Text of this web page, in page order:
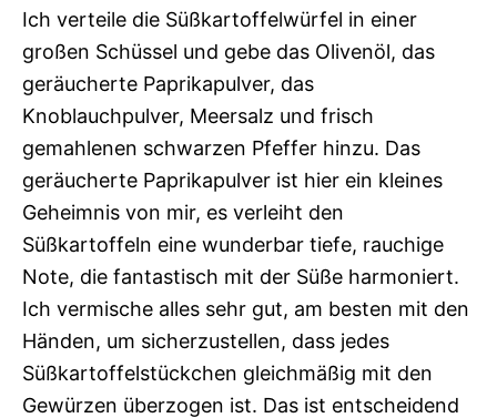
Ich verteile die Süßkartoffelwürfel in einer
großen Schüssel und gebe das Olivenöl, das
geräucherte Paprikapulver, das
Knoblauchpulver, Meersalz und frisch
gemahlenen schwarzen Pfeffer hinzu. Das
geräucherte Paprikapulver ist hier ein kleines
Geheimnis von mir, es verleiht den
Süßkartoffeln eine wunderbar tiefe, rauchige
Note, die fantastisch mit der Süße harmoniert.
Ich vermische alles sehr gut, am besten mit den
Händen, um sicherzustellen, dass jedes
Süßkartoffelstückchen gleichmäßig mit den
Gewürzen überzogen ist. Das ist entscheidend